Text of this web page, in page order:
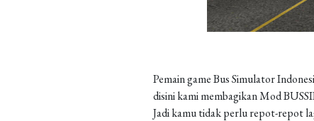
Pemain game Bus Simulator
disini kami membagikan Mod
Jadi kamu tidak perlu repot-repot